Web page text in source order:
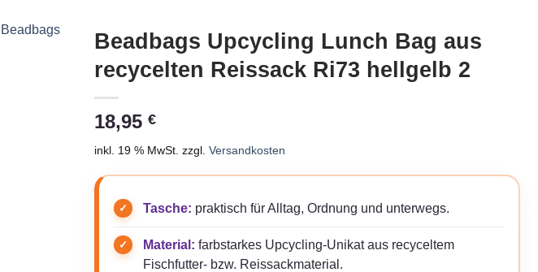
Beadbags Upcycling Lunch Bag aus
recycelten Reissack Ri73 hellgelb 2
18,95 €
inkl. 19 % MwSt. zzgl. Versandkosten
Tasche: praktisch für Alltag, Ordnung und unterwegs.
Material: farbstarkes Upcycling-Unikat aus recyceltem
Fischfutter- bzw. Reissackmaterial.